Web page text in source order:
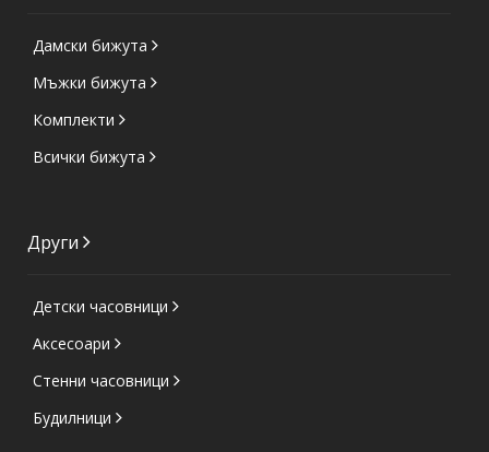
Дамски бижута
Мъжки бижута
Комплекти
Всички бижута
Други
Детски часовници
Аксесоари
Стенни часовници
Будилници